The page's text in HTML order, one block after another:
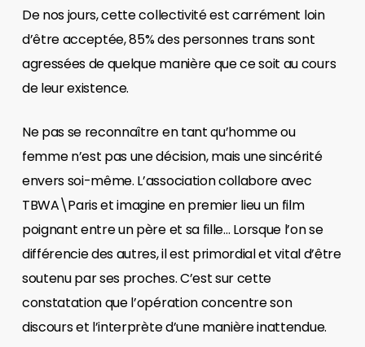
De nos jours, cette collectivité est carrément loin
d’être acceptée, 85% des personnes trans sont
agressées de quelque manière que ce soit au cours
de leur existence.
Ne pas se reconnaître en tant qu’homme ou
femme n’est pas une décision, mais une sincérité
envers soi-même. L’association collabore avec
TBWA\Paris et imagine en premier lieu un film
poignant entre un père et sa fille… Lorsque l’on se
différencie des autres, il est primordial et vital d’être
soutenu par ses proches. C’est sur cette
constatation que l’opération concentre son
discours et l’interprète d’une manière inattendue.